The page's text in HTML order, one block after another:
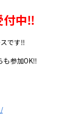
付中‼
です‼
も参加OK‼